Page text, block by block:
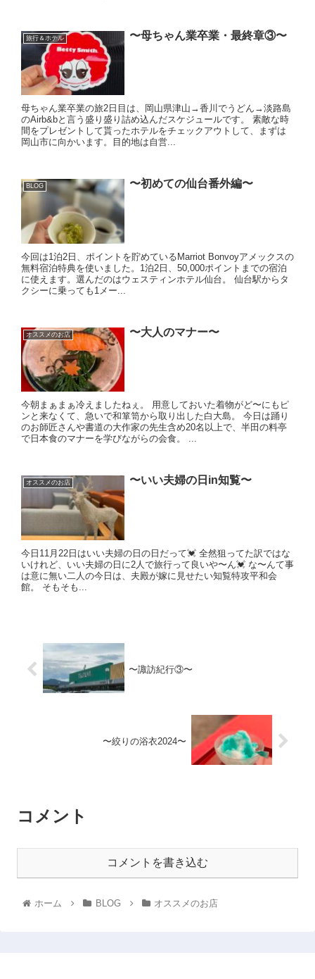
旅行＆ホテル 〜母ちゃん業卒業・最終章③〜
母ちゃん業卒業の旅2日目は、岡山県津山→香川でうどん→淡路島
のAirb&bと言う盛り盛り詰め込んだスケジュールです。 素敵な時
間をプレゼントして貰ったホテルをチェックアウトして、まずは
岡山市に向かいます。目的地は自営...
BLOG 〜初めての仙台番外編〜
今回は1泊2日、ポイントを貯めているMarriot Bonvoyアメックスの
無料宿泊特典を使いました。1泊2日、50,000ポイントまでの宿泊
に使えます。選んだのはウェスティンホテル仙台。 仙台駅からタ
クシーに乗っても1メー...
オススメのお店 〜大人のマナー〜
今朝まぁまぁ冷えましたねぇ。 用意しておいた着物がど〜にもピ
ンと来なくて、急いで和箪笥から取り出した白大島。 今日は踊り
のお師匠さんや書道の大作家の先生含め20名以上で、半田の料亭
で日本食のマナーを学びながらの会食。 ...
オススメのお店 〜いい夫婦の日in知覧〜
今日11月22日はいい夫婦の日の日だって💓 全然狙ってた訳ではな
いけれど、いい夫婦の日に2人で旅行って良いや〜ん💓 な〜んて事
は意に無い二人の今日は、夫殿が嫁に見せたい知覧特攻平和会
館。 そもそも...
〜諏訪紀行③〜
〜絞りの浴衣2024〜
コメント
コメントを書き込む
ホーム BLOG オススメのお店